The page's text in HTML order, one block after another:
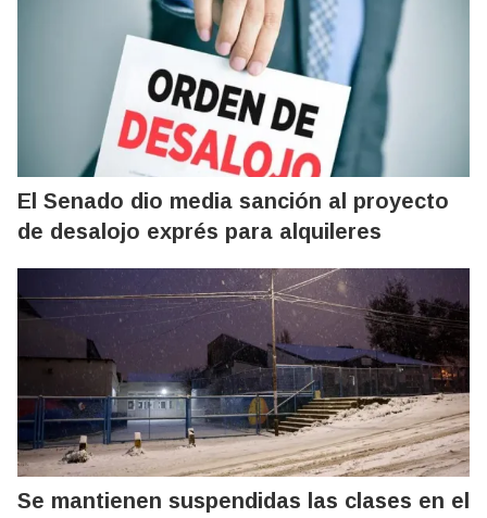
El Senado dio media sanción al proyecto
de desalojo exprés para alquileres
Se mantienen suspendidas las clases en el